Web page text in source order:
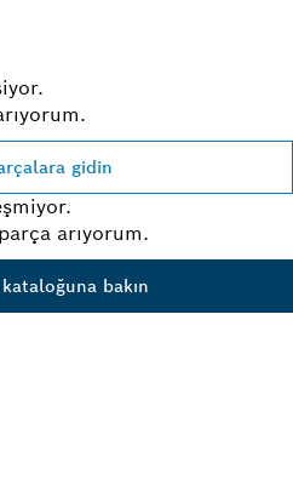
gidin
arıyorum.
bakın